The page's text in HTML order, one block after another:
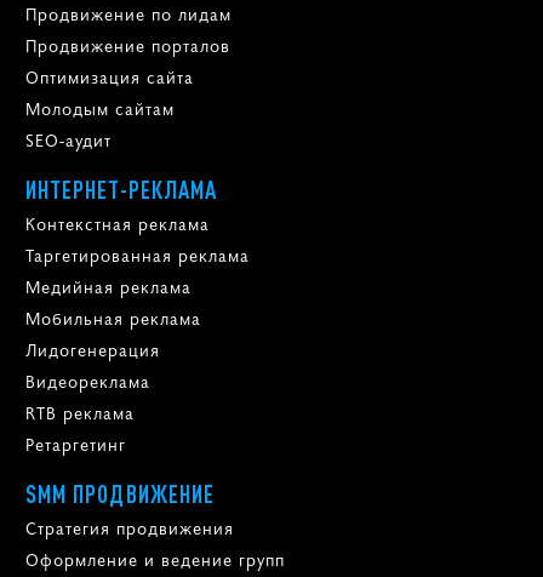
Продвижение по лидам
Продвижение порталов
Оптимизация сайта
Молодым сайтам
SEO-аудит
ИНТЕРНЕТ-РЕКЛАМА
Контекстная реклама
Таргетированная реклама
Медийная реклама
Мобильная реклама
Лидогенерация
Видеореклама
RTB реклама
Ретаргетинг
SMM ПРОДВИЖЕНИЕ
Стратегия продвижения
Оформление и ведение групп